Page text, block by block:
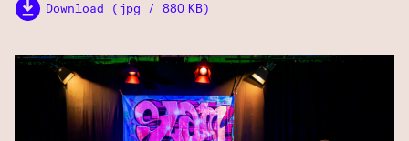
Download (jpg / 880 KB)